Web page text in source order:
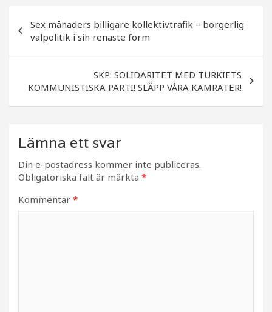
o
o
k
Sex månaders billigare kollektivtrafik – borgerlig
valpolitik i sin renaste form
SKP: SOLIDARITET MED TURKIETS
KOMMUNISTISKA PARTI! SLÄPP VÅRA KAMRATER!
Lämna ett svar
Din e-postadress kommer inte publiceras.
Obligatoriska fält är märkta *
Kommentar *